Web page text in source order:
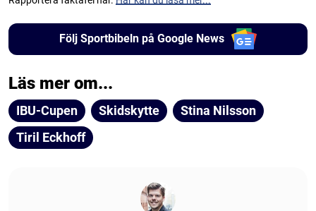
Följ Sportbibeln på Google News
Läs mer om...
IBU-Cupen Skidskytte
Stina Nilsson
Tiril Eckhoff